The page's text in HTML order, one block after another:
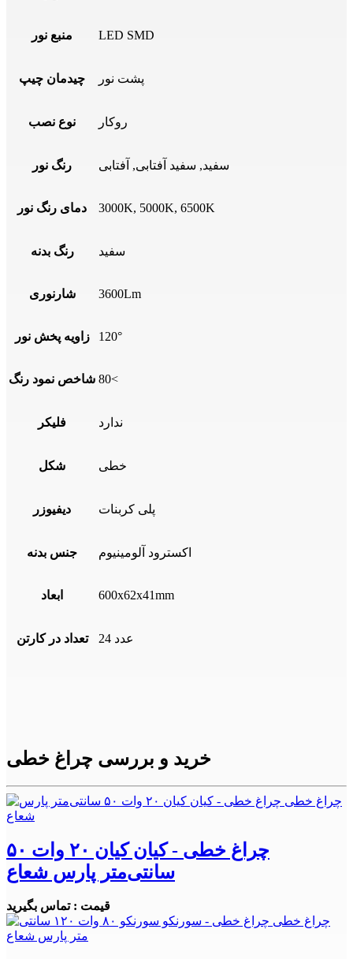
منبع نور LED SMD
چیدمان چیپ پشت نور
نوع نصب روکار
رنگ نور سفید, سفید آفتابی, آفتابی
دمای رنگ نور 3000K, 5000K, 6500K
رنگ بدنه سفید
شارنوری 3600Lm
زاویه پخش نور 120°
شاخص نمود رنگ 80<
فلیکر ندارد
شکل خطی
دیفیوزر پلی کربنات
جنس بدنه اکسترود آلومینیوم
ابعاد 600x62x41mm
تعداد در کارتن 24 عدد
خرید و بررسی چراغ خطی
چراغ خطی - کیان کیان ۲۰ وات ۵۰
سانتی‌متر پارس شعاع
قیمت : تماس بگیرید